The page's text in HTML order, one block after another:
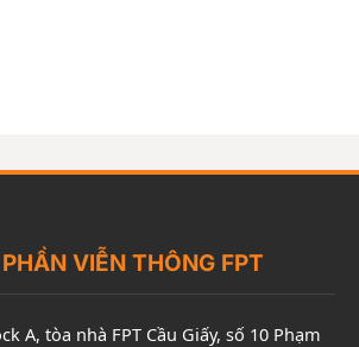
VIỄN THÔNG FPT
A, tòa nhà FPT Cầu Giấy, số 10 Phạm